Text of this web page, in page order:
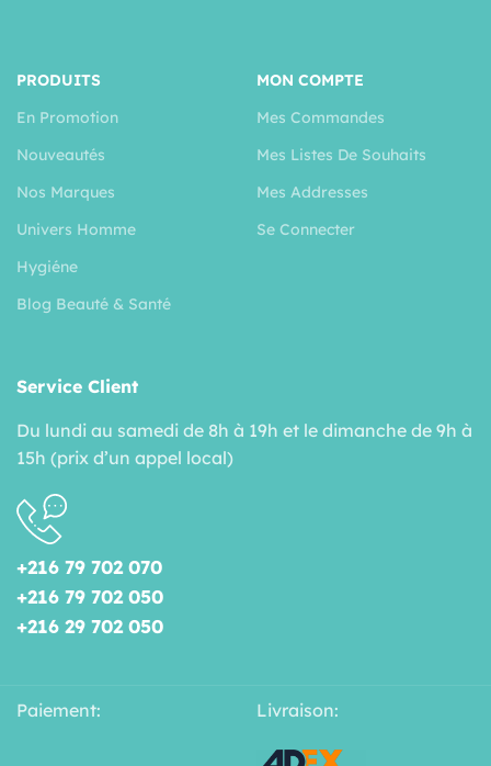
PRODUITS
En Promotion
Nouveautés
Nos Marques
Univers Homme
Hygiéne
Blog Beauté & Santé
MON COMPTE
Mes Commandes
Mes Listes De Souhaits
Mes Addresses
Se Connecter
Service Client
Du lundi au samedi de 8h à 19h et le dimanche de 9h à
15h (prix d’un appel local)
+216 79 702 070
+216 79 702 050
+216 29 702 050
Paiement: Livraison: